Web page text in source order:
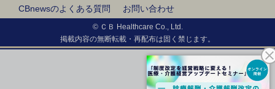
CBnewsのよくある質問
お問い合わせ
© ＣＢ Healthcare Co., Ltd.
掲載内容の無断転載・再配布は固く禁じます。